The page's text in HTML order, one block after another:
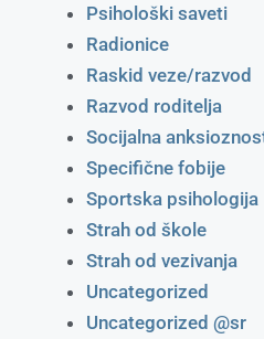
Psihološki saveti
Radionice
Raskid veze/razvod
Razvod roditelja
Socijalna
Specifične fobije
Sportska psihologija
Strah od škole
Strah od vezivanja
Uncategorized
Uncategorized @sr